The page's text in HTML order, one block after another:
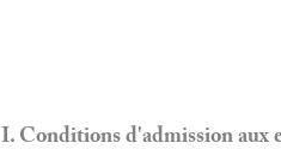
I. Conditions d'admission aux